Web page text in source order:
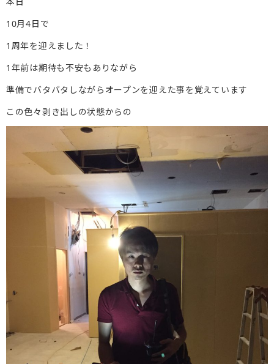
10月4日で
1周年を迎えました！
1年前は期待も不安もありながら
準備でバタバタしながらオープンを迎えた事を覚えています
この色々剥き出しの状態からの